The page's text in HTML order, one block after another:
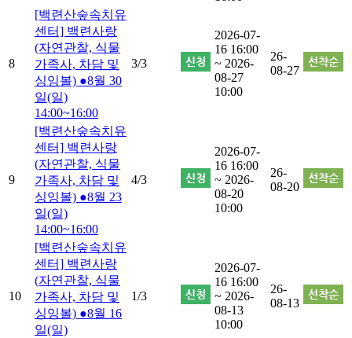
8
[백련산숲속치유
센터] 백련사랑
(자연관찰, 식물
가족사, 차담 및
싱잉볼) ●8월 30
일(일)
14:00~16:00
3/3
2026-07-
16 16:00
~ 2026-
08-27
10:00
26-
08-27
9
[백련산숲속치유
센터] 백련사랑
(자연관찰, 식물
가족사, 차담 및
싱잉볼) ●8월 23
일(일)
14:00~16:00
4/3
2026-07-
16 16:00
~ 2026-
08-20
10:00
26-
08-20
10
[백련산숲속치유
센터] 백련사랑
(자연관찰, 식물
가족사, 차담 및
싱잉볼) ●8월 16
일(일)
1/3
2026-07-
16 16:00
~ 2026-
08-13
10:00
26-
08-13